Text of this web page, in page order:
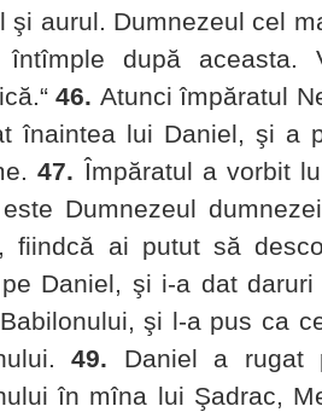
şi aurul. Dumnezeul cel
după aceasta.
46. Atunci împăratul
înaintea lui Daniel, şi a
47. Împăratul a vorbit
Dumnezeul
fiindcă ai putut să
Daniel, şi i-a dat
şi l-a pus ca
49. Daniel a rugat
în mîna lui Şadrac,